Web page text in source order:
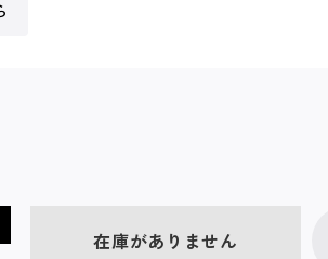
在庫がありません